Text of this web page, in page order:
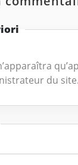
du site.